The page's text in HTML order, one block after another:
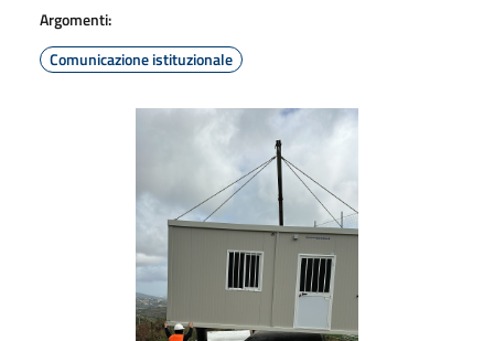
Argomenti:
Comunicazione istituzionale